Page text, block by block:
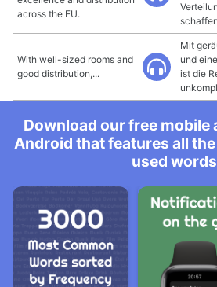
across the EU.
With well-sized rooms and
good distribution,...
Mit
und
ist die
Download our free mobile
Android that features all
used words